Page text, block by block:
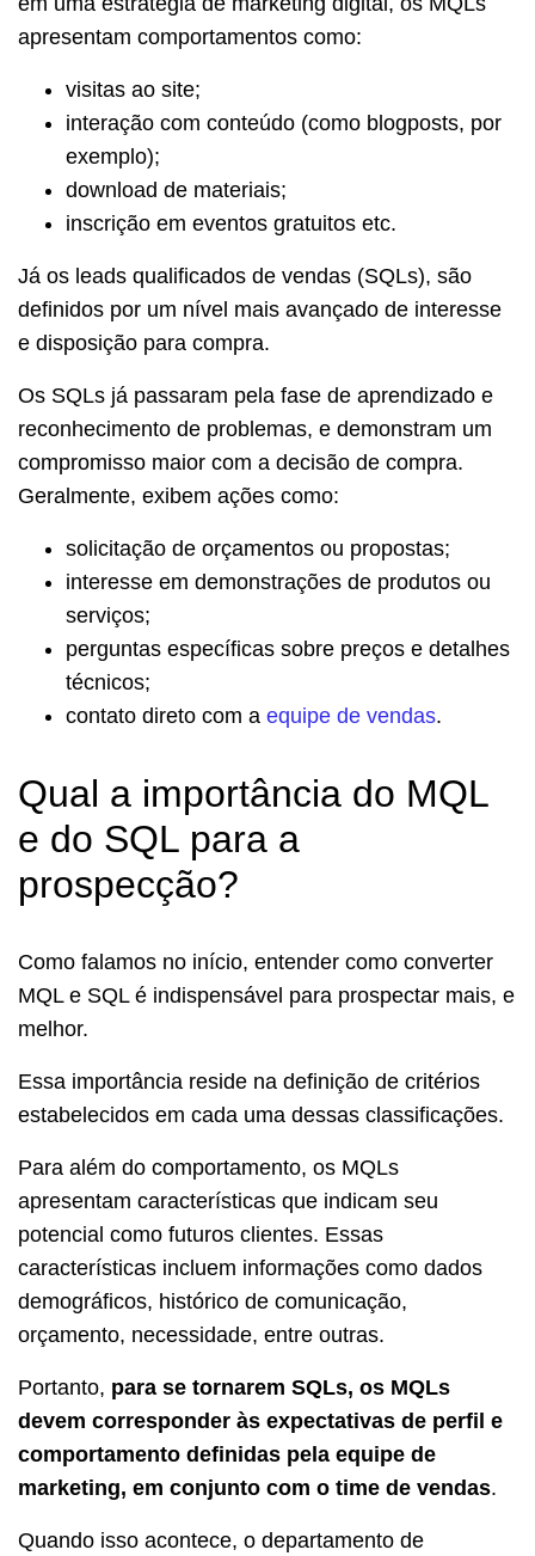
apresentam comportamentos como:
visitas ao site;
interação com conteúdo (como blogposts, por
exemplo);
download de materiais;
inscrição em eventos gratuitos etc.
Já os leads qualificados de vendas (SQLs), são
definidos por um nível mais avançado de interesse
e disposição para compra.
Os SQLs já passaram pela fase de aprendizado e
reconhecimento de problemas, e demonstram um
compromisso maior com a decisão de compra.
Geralmente, exibem ações como:
solicitação de orçamentos ou propostas;
interesse em demonstrações de produtos ou
serviços;
perguntas específicas sobre preços e detalhes
técnicos;
contato direto com a equipe de vendas.
Qual a importância do MQL
e do SQL para a
prospecção?
Como falamos no início, entender como converter
MQL e SQL é indispensável para prospectar mais, e
melhor.
Essa importância reside na definição de critérios
estabelecidos em cada uma dessas classificações.
Para além do comportamento, os MQLs
apresentam características que indicam seu
potencial como futuros clientes. Essas
características incluem informações como dados
demográficos, histórico de comunicação,
orçamento, necessidade, entre outras.
Portanto, para se tornarem SQLs, os MQLs
devem corresponder às expectativas de perfil e
comportamento definidas pela equipe de
marketing, em conjunto com o time de vendas.
Quando isso acontece, o departamento de